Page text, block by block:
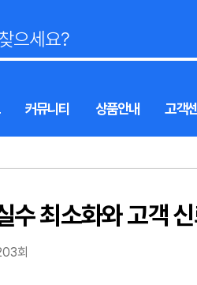
커뮤니티 상품안내 고객
수 최소화와 고객
회